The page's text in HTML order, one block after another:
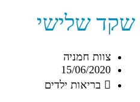
שקד שלישי
צוות חמניה
15/06/2020
בריאות ילדים